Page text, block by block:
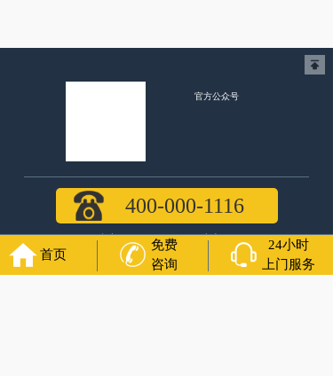
官方公众号
400-000-1116
各城市均有服务人员上门服务
24小时上门服务
首页
免费
咨询
24小时
上门服务